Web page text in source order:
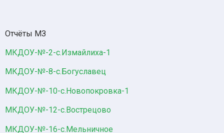
Отчёты МЗ
МКДОУ-№-2-с.Измайлиха-1
МКДОУ-№-8-с.Богуславец
МКДОУ-№-10-с.Новопокровка-1
МКДОУ-№-12-с.Вострецово
МКДОУ-№-16-с.Мельничное